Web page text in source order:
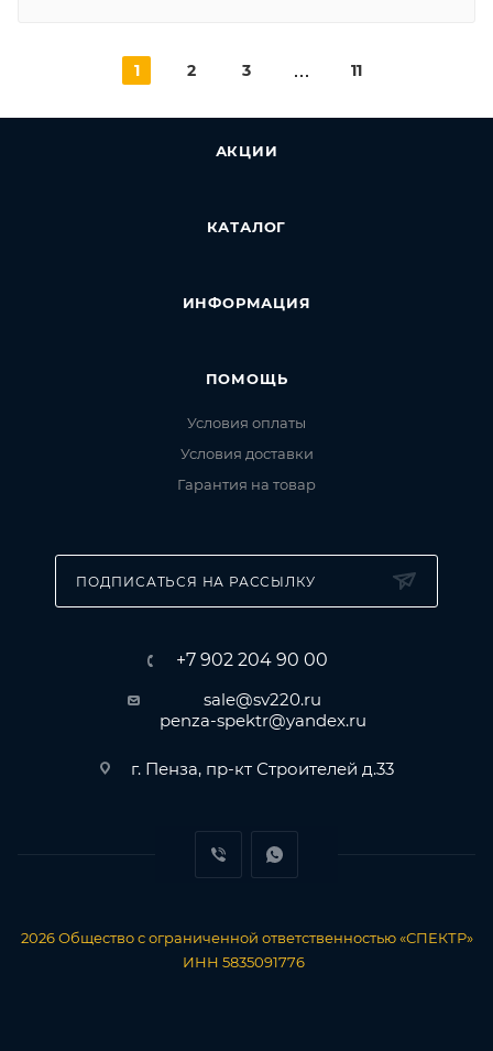
1 2 3 11
АКЦИИ
КАТАЛОГ
ИНФОРМАЦИЯ
ПОМОЩЬ
Условия оплаты
Условия доставки
Гарантия на товар
ПОДПИСАТЬСЯ НА РАССЫЛКУ
+7 902 204 90 00
sale@sv220.ru
penza-spektr@yandex.ru
г. Пенза, пр-кт Строителей д.33
2026 Общество с ограниченной ответственностью «СПЕКТР»
ИНН 5835091776